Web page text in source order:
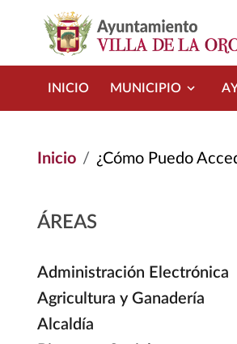
INICIO MUNICIPIO
Inicio ¿Cómo Puedo
ÁREAS
Administración Electrónica
Agricultura y Ganadería
Alcaldía